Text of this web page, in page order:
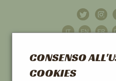
CONSENSO
COOKIES